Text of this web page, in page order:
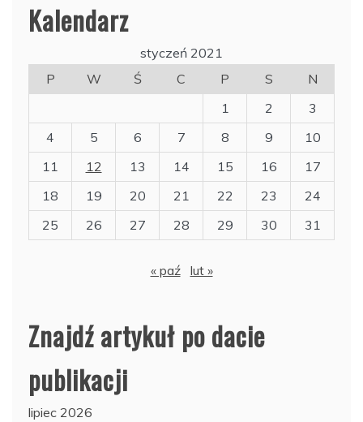
Kalendarz
styczeń 2021
P
W Ś C P S
N
1
2
3
4
5 6 7 8 9
10
11
12 13 14 15 16
17
18
19 20 21 22 23
24
25
26 27 28 29 30 31
« paź lut »
Znajdź artykuł po dacie
publikacji
lipiec 2026